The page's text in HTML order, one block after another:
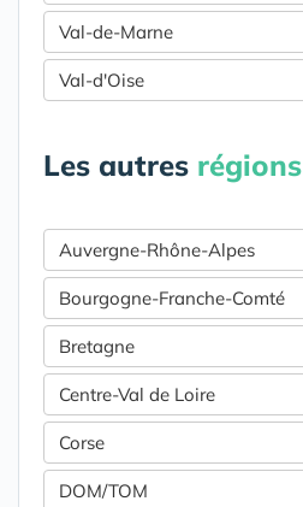
Val-de-Marne
Val-d'Oise
Les autres régions
Auvergne-Rhône-Alpes
Bourgogne-Franche-Comté
Bretagne
Centre-Val de Loire
Corse
DOM/TOM